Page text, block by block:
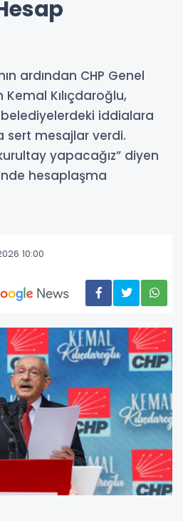
ardından CHP Genel
Kemal Kılıçdaroğlu,
iddialara
sert mesajlar verdi.
yapacağız” diyen
hesaplaşma
10:00